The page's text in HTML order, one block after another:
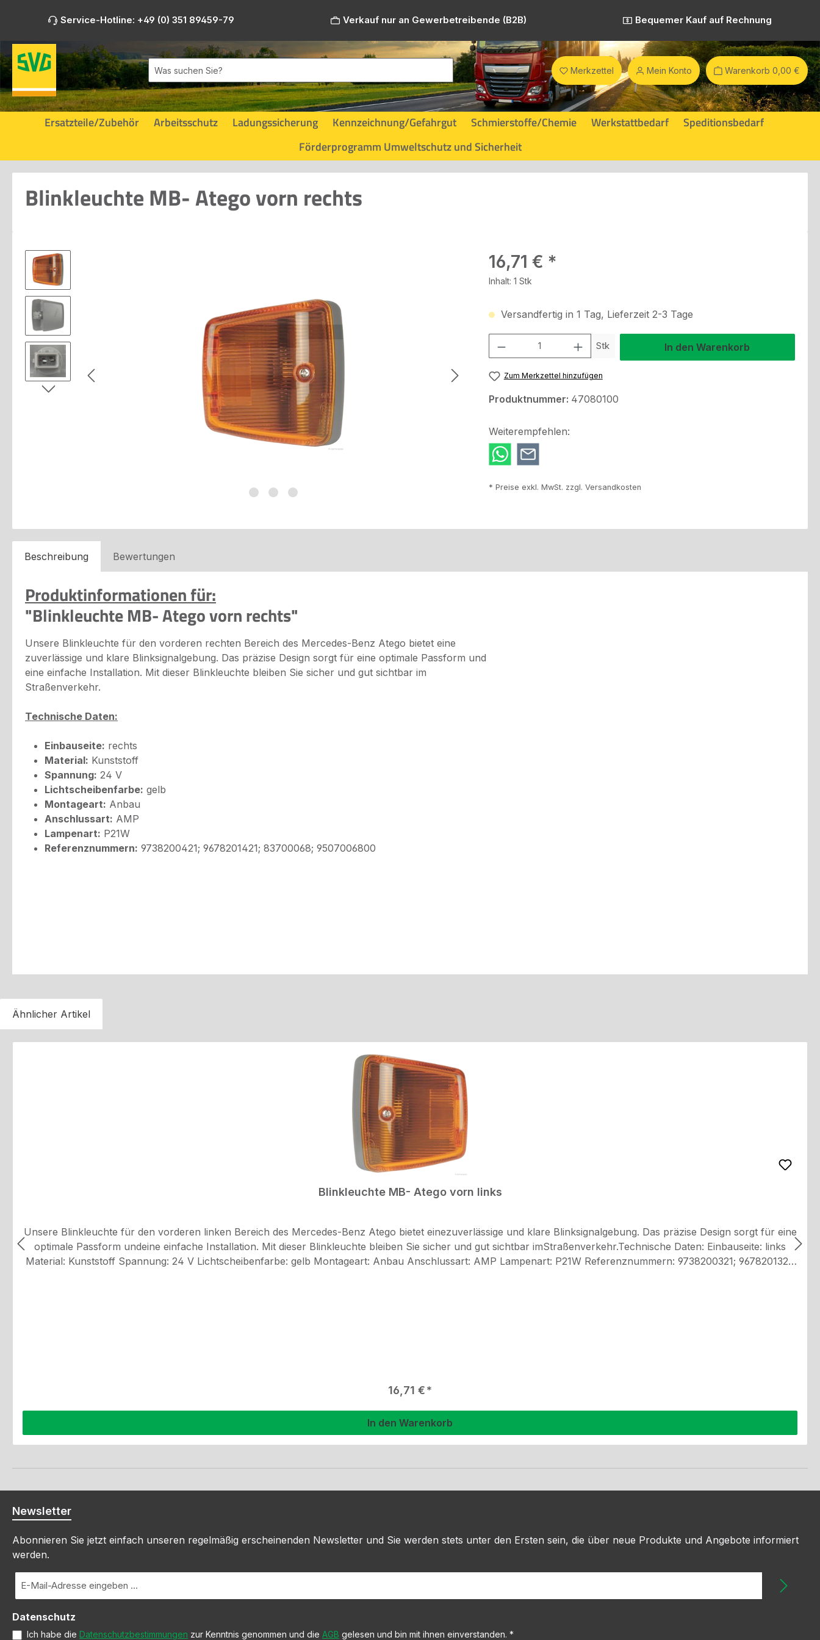
Hauptinhalt springen
Zur Suche springen
Zur Hauptnavigation springen
Service-Hotline: +49 (0) 351 89459-79 Verkauf nur an Gewerbetreibende (B2B) Bequemer Kauf auf Rechnung
Merkzettel Mein Konto Warenkorb 0,00 €
Ersatzteile/Zubehör Arbeitsschutz Ladungssicherung Kennzeichnung/Gefahrgut Schmierstoffe/Chemie Werkstattbedarf
Speditionsbedarf
Förderprogramm Umweltschutz und Sicherheit
Blinkleuchte MB- Atego vorn rechts
Bildergalerie überspringen Regulärer Preis:
16,71 €
Inhalt: 1 Stk
Versandfertig in 1 Tag, Lieferzeit 2-3 Tage
Stk In den Warenkorb
Zum Merkzettel hinzufügen
Produktnummer: 47080100
Weiterempfehlen:
* Preise exkl. MwSt. zzgl. Versandkosten
Beschreibung Bewertungen
Produktinformationen für:
"Blinkleuchte MB- Atego vorn rechts"
Unsere Blinkleuchte für den vorderen rechten Bereich des Mercedes-Benz Atego bietet eine
zuverlässige und klare Blinksignalgebung. Das präzise Design sorgt für eine optimale Passform und
eine einfache Installation. Mit dieser Blinkleuchte bleiben Sie sicher und gut sichtbar im
Straßenverkehr.
Technische Daten:
Einbauseite: rechts
Material: Kunststoff
Spannung: 24 V
Lichtscheibenfarbe: gelb
Montageart: Anbau
Anschlussart: AMP
Lampenart: P21W
Referenznummern: 9738200421; 9678201421; 83700068; 9507006800
Ähnlicher Artikel
Blinkleuchte MB- Atego vorn links
Unsere Blinkleuchte für den vorderen linken Bereich des Mercedes-Benz Atego bietet einezuverlässige und klare Blinksignalgebung. Das präzise Design sorgt für eine
optimale Passform undeine einfache Installation. Mit dieser Blinkleuchte bleiben Sie sicher und gut sichtbar imStraßenverkehr.Technische Daten: Einbauseite: links
Material: Kunststoff Spannung: 24 V Lichtscheibenfarbe: gelb Montageart: Anbau Anschlussart: AMP Lampenart: P21W Referenznummern: 9738200321; 9678201321;
Regulärer Preis:
16,71 €
In den Warenkorb
Newsletter
Abonnieren Sie jetzt einfach unseren regelmäßig erscheinenden Newsletter und Sie werden stets unter den Ersten sein, die über neue Produkte und Angebote informiert
werden.
Mail-
*
Datenschutz
Ich habe die Datenschutzbestimmungen zur Kenntnis genommen und die AGB gelesen und bin mit ihnen einverstanden. *